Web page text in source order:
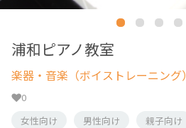
浦和ピアノ教室
楽器・音楽（ボイストレーニング）
0
女性向け
男性向け 親子向け